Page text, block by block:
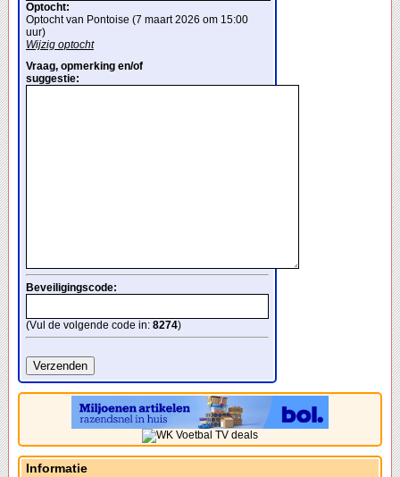
Optocht:
Optocht van Pontoise (7 maart 2026 om 15:00
uur)
Wijzig optocht
Vraag, opmerking en/of
suggestie:
Beveiligingscode:
(Vul de volgende code in: 8274)
Informatie